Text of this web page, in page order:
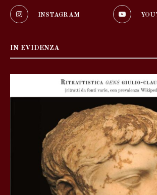
INSTAGRAM
IN EVIDENZA